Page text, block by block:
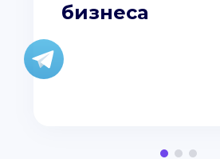
бизнеса